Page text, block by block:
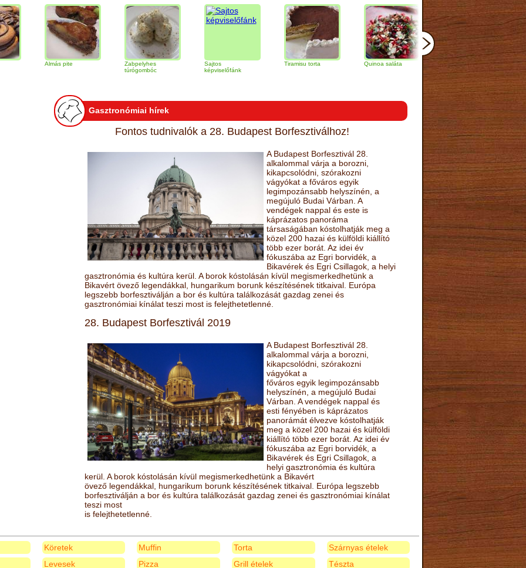
Zabpelyhes
túrógombóc
képviselőfánk
Tiramisu torta Quinoa saláta Mandulás kifli
narancs
Gasztronómiai hírek
Fontos tudnivalók a 28. Budapest Borfesztiválhoz!
A Budapest Borfesztivál 28.
alkalommal várja a borozni,
kikapcsolódni, szórakozni
vágyókat a főváros egyik
legimpozánsabb helyszínén, a
megújuló Budai Várban. A
vendégek nappal és este is
káprázatos panoráma
társaságában kóstolhatják meg a
közel 200 hazai és külföldi kiállító
több ezer borát. Az idei év
fókuszába az Egri borvidék, a
Bikavérek és Egri Csillagok, a helyi
gasztronómia és kultúra kerül. A borok kóstolásán kívül megismerkedhetünk a
Bikavért övező legendákkal, hungarikum borunk készítésének titkaival. Európa
legszebb borfesztiválján a bor és kultúra találkozását gazdag zenei és
gasztronómiai kínálat teszi most is felejthetetlenné.
28. Budapest Borfesztivál 2019
A Budapest Borfesztivál 28.
alkalommal várja a borozni,
kikapcsolódni, szórakozni
vágyókat a
főváros egyik legimpozánsabb
helyszínén, a megújuló Budai
Várban. A vendégek nappal és
esti fényében is káprázatos
panorámát élvezve kóstolhatják
meg a közel 200 hazai és külföldi
kiállító több ezer borát. Az idei év
fókuszába az Egri borvidék, a
Bikavérek és Egri Csillagok, a
helyi gasztronómia és kultúra
kerül. A borok kóstolásán kívül megismerkedhetünk a Bikavért
övező legendákkal, hungarikum borunk készítésének titkaival. Európa legszebb
borfesztiválján a bor és kultúra találkozását gazdag zenei és gasztronómiai kínálat
teszi most
is felejthetetlenné.
Köretek
Levesek
Muffin
Pizza
Torta
Grill ételek
Szárnyas ételek
Tészta